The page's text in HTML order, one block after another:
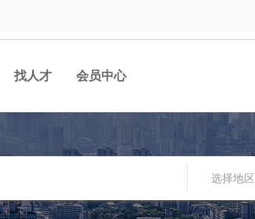
找人才 会员中心
选择地区